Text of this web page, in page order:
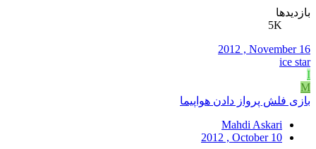
بازدیدها
5K
2012 , November 16
ice star
I
M
بازی فلش پرواز دادن هواپیما
Mahdi Askari
2012 , October 10